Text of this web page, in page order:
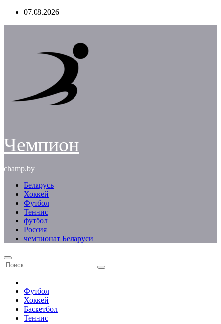
Перейти07.08.2026
Чемпион
champ.by
Беларусь
Хоккей
Футбол
Теннис
футбол
Россия
чемпионат Беларуси
Футбол
Хоккей
Баскетбол
Теннис